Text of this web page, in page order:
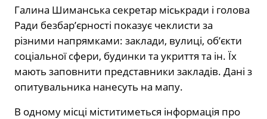
Галина Шиманська секретар міськради і голова
Ради безбар’єрності показує чеклисти за
різними напрямками: заклади, вулиці, об’єкти
соціальної сфери, будинки та укриття та ін. Їх
мають заповнити представники закладів. Дані з
опитувальника нанесуть на мапу.
В одному місці міститиметься інформація про